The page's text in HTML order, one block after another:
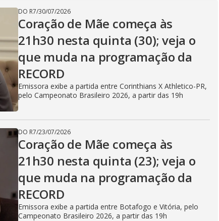
i
d
e
o
DO R7/30/07/2026
Coração de Mãe começa às
21h30 nesta quinta (30); veja o
que muda na programação da
RECORD
Emissora exibe a partida entre Corinthians X Athletico-PR,
pelo Campeonato Brasileiro 2026, a partir das 19h
DO R7/23/07/2026
Coração de Mãe começa às
21h30 nesta quinta (23); veja o
que muda na programação da
RECORD
Emissora exibe a partida entre Botafogo e Vitória, pelo
Campeonato Brasileiro 2026, a partir das 19h